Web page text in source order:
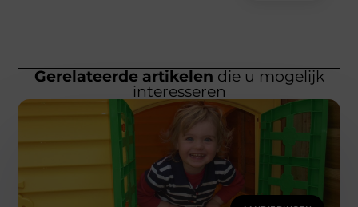
Gerelateerde artikelen die u mogelijk
interesseren